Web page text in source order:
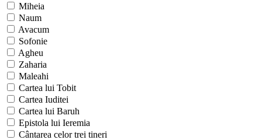
Miheia
Naum
Avacum
Sofonie
Agheu
Zaharia
Maleahi
Cartea lui Tobit
Cartea Iuditei
Cartea lui Baruh
Epistola lui Ieremia
Cântarea celor trei tineri